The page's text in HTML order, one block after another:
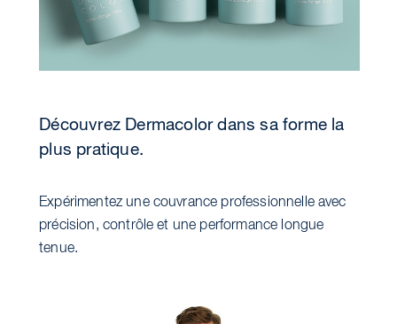
Découvrez Dermacolor dans sa forme la
plus pratique.
Expérimentez une couvrance professionnelle avec
précision, contrôle et une performance longue
tenue.